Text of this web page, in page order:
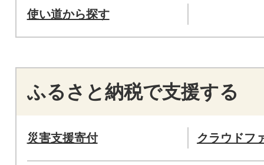
使い道から探す
ふるさと納税で支援する
災害支援寄付 クラウドフ